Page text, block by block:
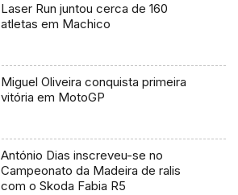
Laser Run juntou cerca de 160
atletas em Machico
Miguel Oliveira conquista primeira
vitória em MotoGP
António Dias inscreveu-se no
Campeonato da Madeira de ralis
com o Skoda Fabia R5